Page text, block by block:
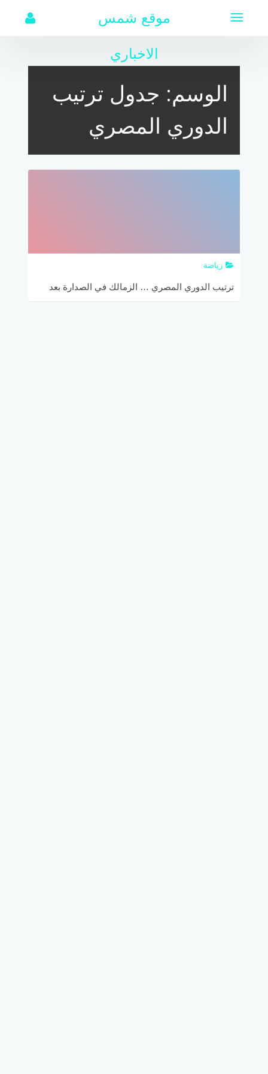
موقع شمس
الاخباري
الوسم: جدول ترتيب
الدوري المصري
رياضة
ترتيب الدوري المصري … الزمالك في الصدارة بعد